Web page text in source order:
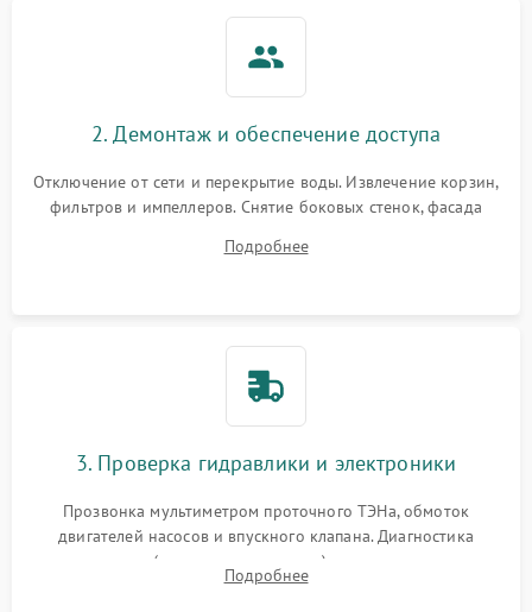
2. Демонтаж и обеспечение доступа
Отключение от сети и перекрытие воды. Извлечение корзин,
фильтров и импеллеров. Снятие боковых стенок, фасада
циркуляционному насосу, ТЭНу и сливной помпе.
Подробнее
3. Проверка гидравлики и электроники
Прозвонка мультиметром проточного ТЭНа, обмоток
двигателей насосов и впускного клапана. Диагностика
прессостата (датчика уровня воды), датчика мутности,
концевика дверцы и электронного модуля управления.
Подробнее